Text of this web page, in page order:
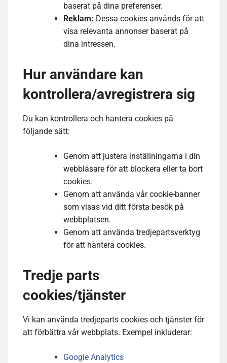
baserat på dina preferenser.
Reklam: Dessa cookies används för att
visa relevanta annonser baserat på
dina intressen.
Hur användare kan
kontrollera/avregistrera sig
Du kan kontrollera och hantera cookies på
följande sätt:
Genom att justera inställningarna i din
webbläsare för att blockera eller ta bort
cookies.
Genom att använda vår cookie-banner
som visas vid ditt första besök på
webbplatsen.
Genom att använda tredjepartsverktyg
för att hantera cookies.
Tredje parts
cookies/tjänster
Vi kan använda tredjeparts cookies och tjänster för
att förbättra vår webbplats. Exempel inkluderar:
Google Analytics